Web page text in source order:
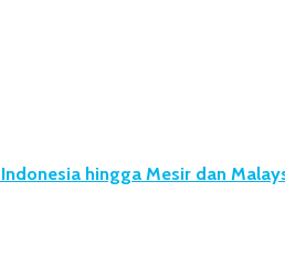
Indonesia hingga Mesir dan